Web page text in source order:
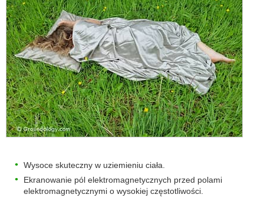
Wysoce skuteczny w uziemieniu ciała.
Ekranowanie pól elektromagnetycznych przed polami
elektromagnetycznymi o wysokiej częstotliwości.